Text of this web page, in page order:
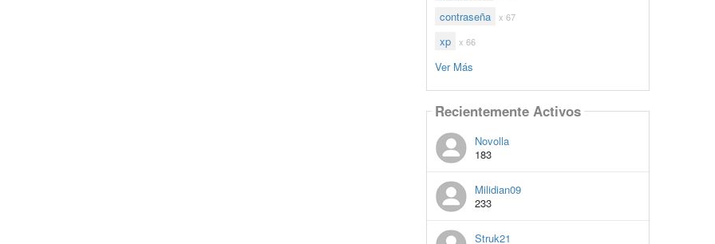
contraseña x 67
xp x 66
Ver Más
Recientemente Activos
Novolla
183
Milidian09
233
Struk21